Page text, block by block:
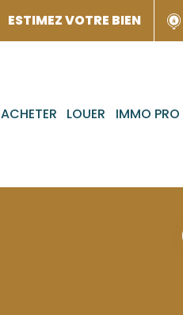
ESTIMEZ VOTRE BIEN
ACHETER LOUER IMMO PRO